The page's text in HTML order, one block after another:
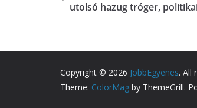
utolsó hazug tróger,
Copyright © 2026 JobbEgyenes. All
Theme: ColorMag by ThemeGrill.